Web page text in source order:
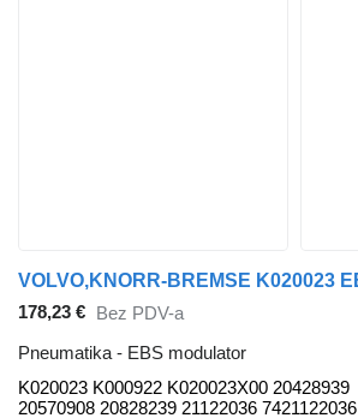
178,23 € Bez PDV-a
Pneumatika - EBS modulator
K020023 K000922 K020023X00 20428939
20570908 20828239 21122036 7421122036